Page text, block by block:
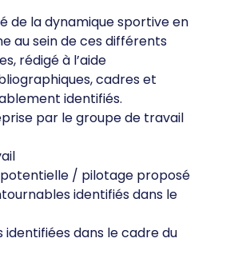
de la dynamique sportive en
au sein de ces différents
rédigé à l’aide
cadres et
identifiés.
par le groupe de travail
potentielle / pilotage proposé
identifiés dans le
identifiées dans le cadre du